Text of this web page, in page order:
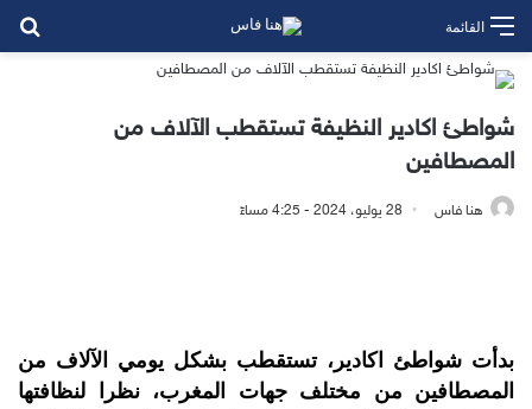
القائمة
شواطئ اكادير النظيفة تستقطب الآلاف من
المصطافين
هنا فاس 28 يوليو، 2024 - 4:25 مساءً
بدأت شواطئ اكادير، تستقطب بشكل يومي الآلاف من
المصطافين من مختلف جهات المغرب، نظرا لنظافتها